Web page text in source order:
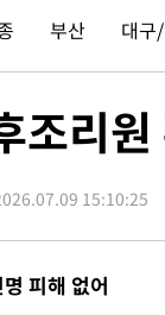
성접대 논란 사과…쇄
논란' 축구협회 "실
0.6% 나스닥
실종 60대, 닷새 만
안게임서 '홈팀' 일본
터보트 전복…1명 사
만…'낮 최고 35도' 무
부산 대구
조리
15:10:25
피해 없어